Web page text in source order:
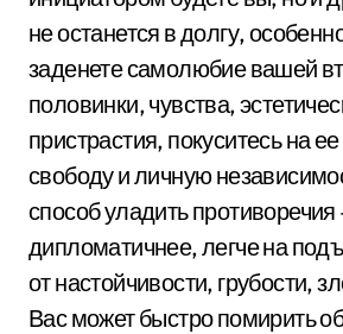
не останется в долгу,
заденете самолюбие вашей
половинки, чувства,
пристрастия, покуситесь на
свободу и личную
способ уладить
дипломатичнее, легче на
от настойчивости, грубости,
Вас может быстро помирить